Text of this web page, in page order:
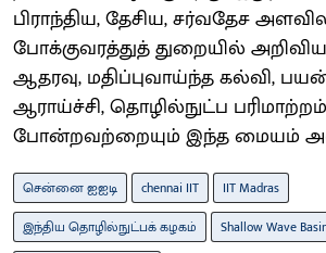
பிராந்திய, தேசிய, சர்வதேச
போக்குவரத்துத் துறையில்
ஆதரவு, மதிப்புவாய்ந்த கல்வி,
ஆராய்ச்சி, தொழில்நுட்ப பரிமாற்றம்
போன்றவற்றையும் இந்த மையம்
சென்னை ஐஐடி chennai IIT
IIT Madras
இந்திய தொழில்நுட்பக் கழகம்
Shallow Wave